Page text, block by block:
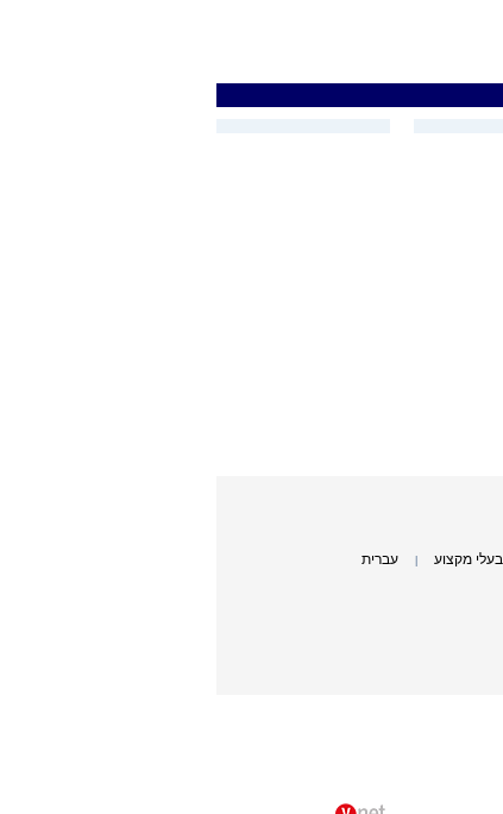
בעלי מקצוע עברית